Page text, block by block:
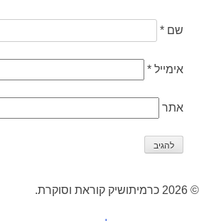
שם*
אימייל*
אתר
© 2026 כרמיתושיק קוראת וסוקרת.